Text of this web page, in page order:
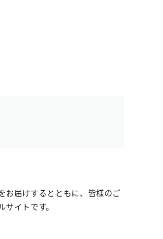
お届けするとともに、皆様のご
イトです。